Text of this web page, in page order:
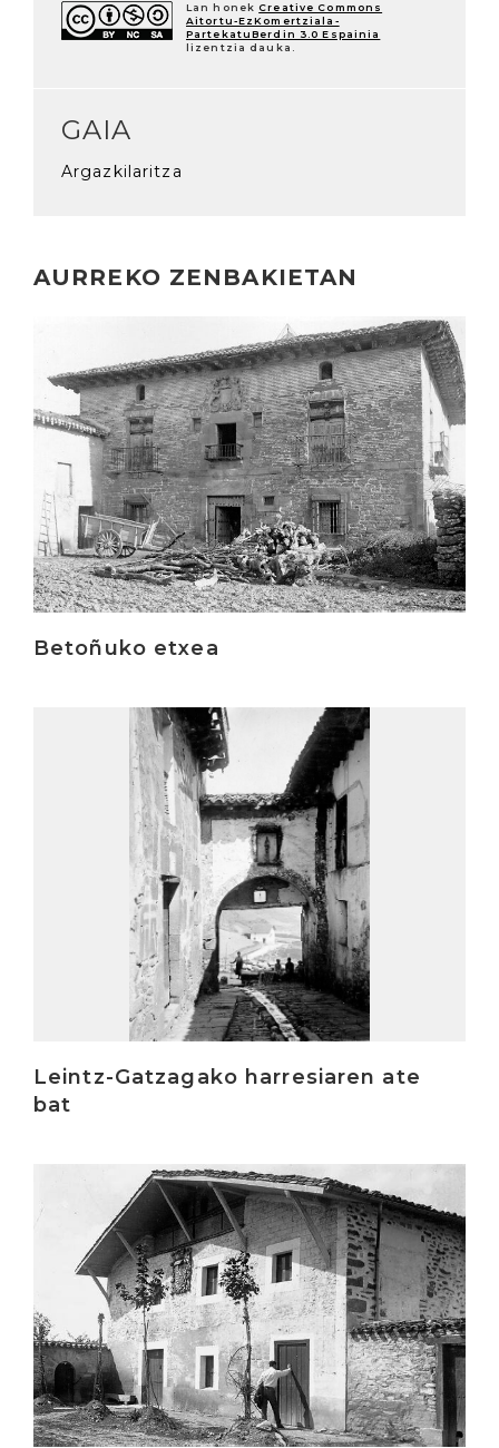
Lan honek Creative Commons
Aitortu-EzKomertziala-
PartekatuBerdin 3.0 Espainia
lizentzia dauka.
GAIA
Argazkilaritza
AURREKO ZENBAKIETAN
Betoñuko etxea
Leintz-Gatzagako harresiaren ate
bat